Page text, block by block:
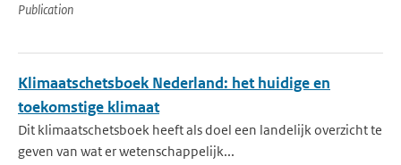
Publication
Klimaatschetsboek Nederland: het huidige en
toekomstige klimaat
Dit klimaatschetsboek heeft als doel een landelijk overzicht te
geven van wat er wetenschappelijk...